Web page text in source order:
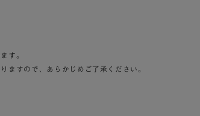
す。
ますので、あらかじめご了承ください。